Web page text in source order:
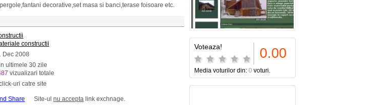
decorative,set masa si banci,terase foisoare etc.
constructii
Dec 2008
ultimele 30 zile
vizualizari totale
uri catre site
Site-ul nu accepta link exchnage.
Voteaza! 0.00
Media voturilor din: 0 voturi.